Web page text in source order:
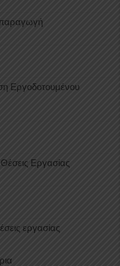
παραγωγή
Eργοδοτουμένου
Εργασίας
εργασίας